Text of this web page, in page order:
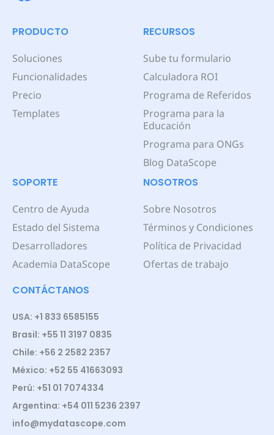
PRODUCTO
Soluciones
Funcionalidades
Precio
Templates
RECURSOS
Sube tu formulario
Calculadora ROI
Programa de Referidos
Programa para la
Educación
Programa para ONGs
Blog DataScope
SOPORTE
Centro de Ayuda
Estado del Sistema
Desarrolladores
Academia DataScope
NOSOTROS
Sobre Nosotros
Términos y Condiciones
Política de Privacidad
Ofertas de trabajo
CONTÁCTANOS
USA: +1 833 6585155
Brasil: +55 11 3197 0835
Chile: +56 2 2582 2357
México: +52 55 41663093
Perú: +51 01 7074334
Argentina: +54 011 5236 2397
info@mydatascope.com